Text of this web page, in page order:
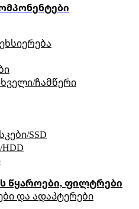
ჩამწერი
SSD
წყაროები, ფილტრები
და ადაპტერები